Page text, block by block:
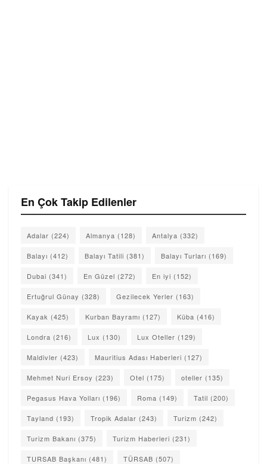
En Çok Takip Edilenler
Adalar (224) Almanya (128) Antalya (332)
Balayı (412) Balayı Tatili (381) Balayı Turları (169)
Dubai (341) En Güzel (272) En iyi (152)
Ertuğrul Günay (328) Gezilecek Yerler (163)
Kayak (425) Kurban Bayramı (127) Küba (416)
Londra (216) Lux (130) Lux Oteller (129)
Maldivler (423) Mauritius Adası Haberleri (127)
Mehmet Nuri Ersoy (223) Otel (175) oteller (135)
Pegasus Hava Yolları (196) Roma (149) Tatil (200)
Tayland (193) Tropik Adalar (243) Turizm (242)
Turizm Bakanı (375) Turizm Haberleri (231)
TURSAB Başkanı (481) TÜRSAB (507)